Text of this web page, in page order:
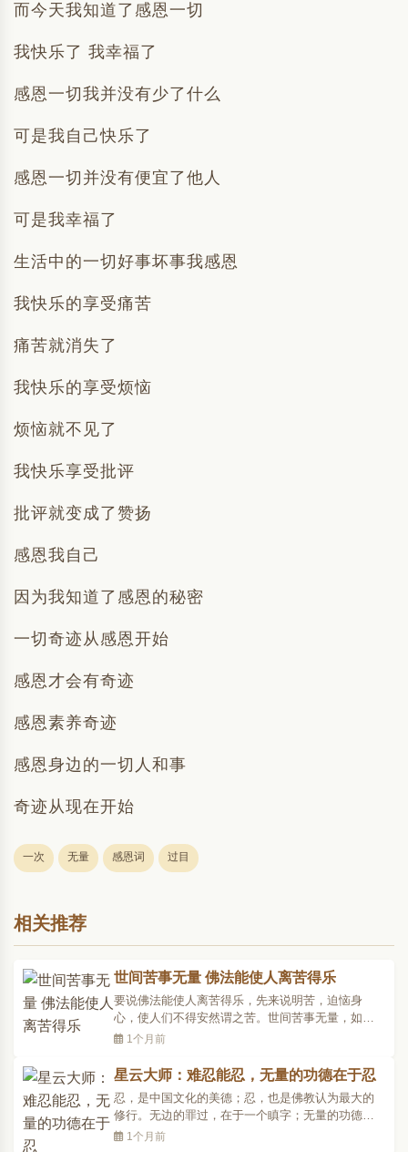
而今天我知道了感恩一切
我快乐了 我幸福了
感恩一切我并没有少了什么
可是我自己快乐了
感恩一切并没有便宜了他人
可是我幸福了
生活中的一切好事坏事我感恩
我快乐的享受痛苦
痛苦就消失了
我快乐的享受烦恼
烦恼就不见了
我快乐享受批评
批评就变成了赞扬
感恩我自己
因为我知道了感恩的秘密
一切奇迹从感恩开始
感恩才会有奇迹
感恩素养奇迹
感恩身边的一切人和事
奇迹从现在开始
一次 无量 感恩词 过目
相关推荐
世间苦事无量 佛法能使人离苦得乐
要说佛法能使人离苦得乐，先来说明苦，迫恼身
心，使人们不得安然谓之苦。世间苦事无量，如三
苦、八苦、十苦、百苦……说不能尽。单举现世所
灾：一、饥馑，二、刀兵，三、瘟疫，此为苦果，
果必由因而成。究竟这些苦从何而来?乃由吾人之贪
嗔痴三毒做出杀盗淫..
1个月前
星云大师：难忍能忍，无量的功德在于忍
忍，是中国文化的美德；忍，也是佛教认为最大的
修行。无边的罪过，在于一个瞋字；无量的功德，
在于一个忍字。佛陀说：「不能忍受讥讽毁谤，如
1个月前